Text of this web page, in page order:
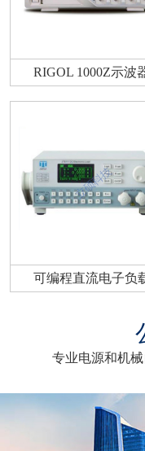
RIGOL 1000Z示波
可编程直流电子负
专业电源和机